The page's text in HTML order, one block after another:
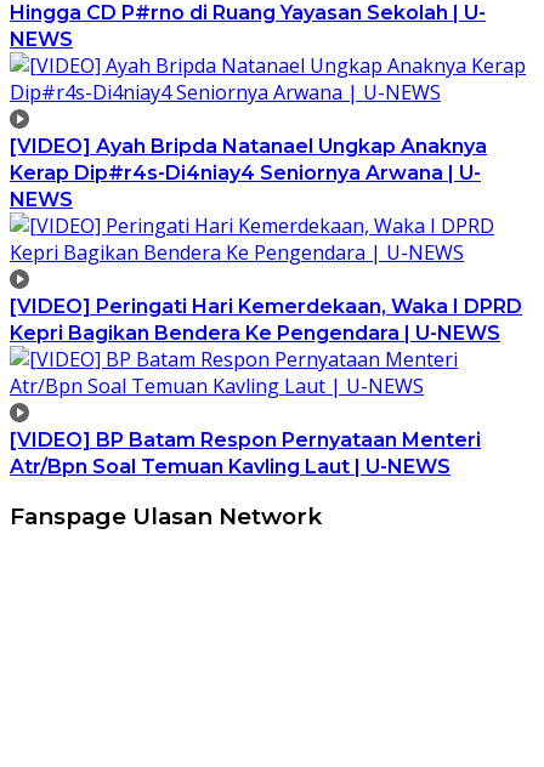
Hingga CD P#rno di Ruang Yayasan Sekolah | U-
NEWS
[VIDEO] Ayah Bripda Natanael Ungkap Anaknya
Kerap Dip#r4s-Di4niay4 Seniornya Arwana | U-
NEWS
[VIDEO] Peringati Hari Kemerdekaan, Waka I DPRD
Kepri Bagikan Bendera Ke Pengendara | U-NEWS
[VIDEO] BP Batam Respon Pernyataan Menteri
Atr/Bpn Soal Temuan Kavling Laut | U-NEWS
Fanspage Ulasan Network